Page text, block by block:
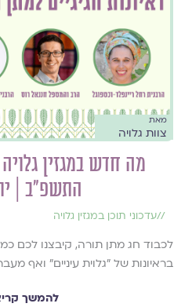
מאת
צוות גלויה
התשפ״ב | יוני
//עדכוני תוכן במגזין גלויה
לכבוד חג מתן תורה, קיבצנו לכם
בראיונות של ״גלוית עיניים״ ואף
להמשך